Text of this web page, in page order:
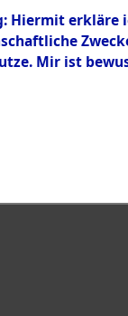
Hiermit erkläre
Mir ist